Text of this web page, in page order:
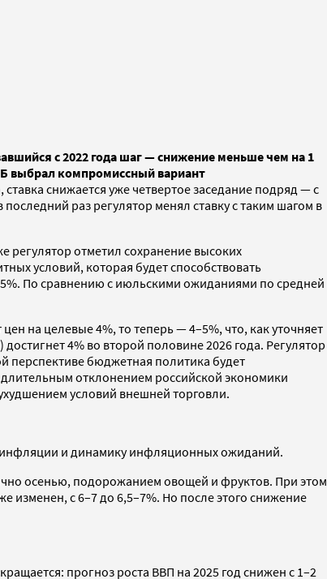
с 2022 года шаг — снижение меньше чем на 1
выбрал компромиссный вариант
снижается уже четвертое заседание подряд — с
раз регулятор менял ставку с таким шагом в
регулятор отметил сохранение высоких
условий, которая будет способствовать
По сравнению с июльскими ожиданиями по средней
на целевые 4%, то теперь — 4–5%, что, как уточняет
4% во второй половине 2026 года. Регулятор
перспективе бюджетная политика будет
отклонением российской экономики
условий внешней торговли.
инфляции и динамику инфляционных ожиданий.
осенью, подорожанием овощей и фруктов. При этом
с 6–7 до 6,5–7%. Но после этого снижение
прогноз роста ВВП на 2025 год снижен с 1–2